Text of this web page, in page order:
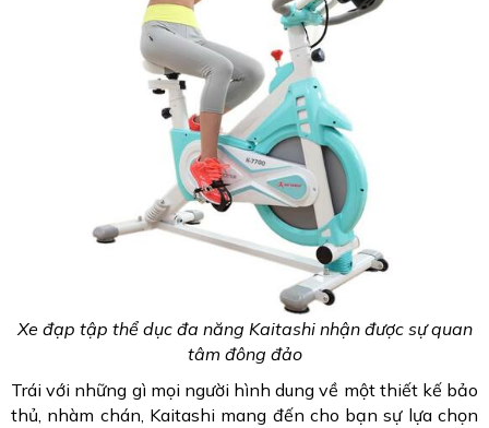
Xe đạp tập thể dục đa năng Kaitashi nhận được sự quan
tâm đông đảo
Trái với những gì mọi người hình dung về một thiết kế bảo
thủ, nhàm chán, Kaitashi mang đến cho bạn sự lựa chọn